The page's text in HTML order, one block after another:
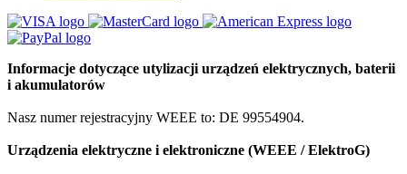
Informacje dotyczące utylizacji urządzeń elektrycznych, baterii
i akumulatorów
Nasz numer rejestracyjny WEEE to: DE 99554904.
Urządzenia elektryczne i elektroniczne (WEEE / ElektroG)